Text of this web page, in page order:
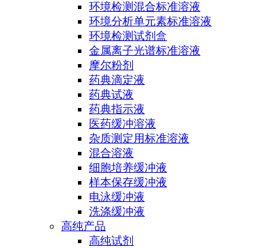
环境检测混合标准溶液
环境分析单元素标准溶液
环境检测试剂盒
金属离子光谱标准溶液
摩尔粉剂
药典滴定液
药典试液
药典指示液
医药缓冲溶液
杂质测定用标准溶液
混合溶液
细胞培养缓冲液
样本保存缓冲液
电泳缓冲液
洗涤缓冲液
高纯产品
高纯试剂